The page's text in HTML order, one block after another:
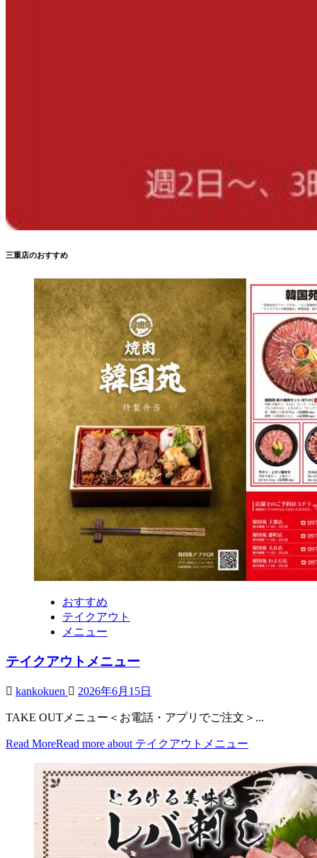
三重店のおすすめ
おすすめ
テイクアウト
メニュー
テイクアウトメニュー
kankokuen 2026年6月15日
TAKE OUTメニュー＜お電話・アプリでご注文＞...
Read MoreRead more about テイクアウトメニュー